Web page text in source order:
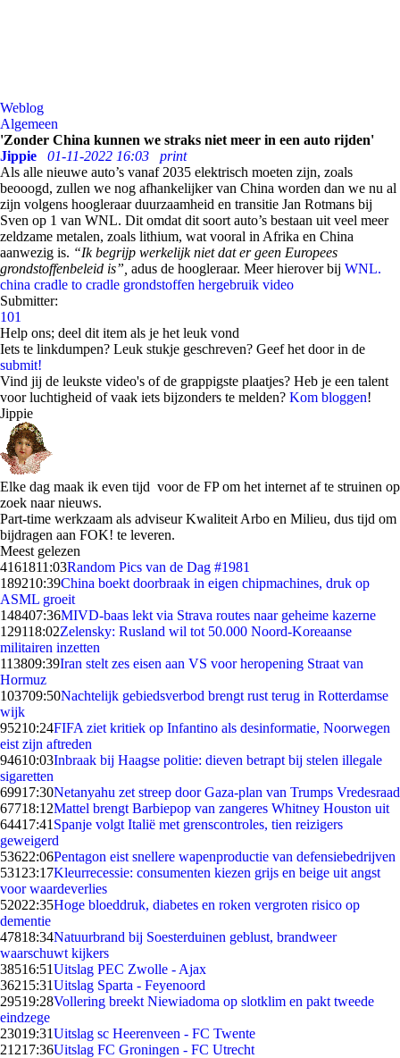
Weblog
Algemeen
'Zonder China kunnen we straks niet meer in een auto rijden'
Jippie
01-11-2022 16:03
print
Als alle nieuwe auto’s vanaf 2035 elektrisch moeten zijn, zoals
beooogd, zullen we nog afhankelijker van China worden dan we nu al
zijn volgens hoogleraar duurzaamheid en transitie Jan Rotmans bij
Sven op 1 van WNL. Dit omdat dit soort auto’s bestaan uit veel meer
zeldzame metalen, zoals lithium, wat vooral in Afrika en China
aanwezig is. “Ik begrijp werkelijk niet dat er geen Europees
grondstoffenbeleid is”, adus de hoogleraar. Meer hierover bij WNL.
china cradle to cradle grondstoffen hergebruik video
Submitter:
101
Help ons; deel dit item als je het leuk vond
Iets te linkdumpen? Leuk stukje geschreven? Geef het door in de
submit!
Vind jij de leukste video's of de grappigste plaatjes? Heb je een talent
voor luchtigheid of vaak iets bijzonders te melden? Kom bloggen!
Jippie
Elke dag maak ik even tijd voor de FP om het internet af te struinen op
zoek naar nieuws.
Part-time werkzaam als adviseur Kwaliteit Arbo en Milieu, dus tijd om
bijdragen aan FOK! te leveren.
Meest gelezen
4161811:03Random Pics van de Dag #1981
189210:39China boekt doorbraak in eigen chipmachines, druk op
ASML groeit
148407:36MIVD-baas lekt via Strava routes naar geheime kazerne
129118:02Zelensky: Rusland wil tot 50.000 Noord-Koreaanse
militairen inzetten
113809:39Iran stelt zes eisen aan VS voor heropening Straat van
Hormuz
103709:50Nachtelijk gebiedsverbod brengt rust terug in Rotterdamse
wijk
95210:24FIFA ziet kritiek op Infantino als desinformatie, Noorwegen
eist zijn aftreden
94610:03Inbraak bij Haagse politie: dieven betrapt bij stelen illegale
sigaretten
69917:30Netanyahu zet streep door Gaza-plan van Trumps Vredesraad
67718:12Mattel brengt Barbiepop van zangeres Whitney Houston uit
64417:41 Spanje volgt Italië met grenscontroles, tien reizigers
geweigerd
53622:06Pentagon eist snellere wapenproductie van defensiebedrijven
531 23:17Kleurrecessie: consumenten kiezen grijs en beige uit angst
voor waardeverlies
52022:35Hoge bloeddruk, diabetes en roken vergroten risico op
dementie
47818:34Natuurbrand bij Soesterduinen geblust, brandweer
waarschuwt kijkers
38516:51Uitslag PEC Zwolle - Ajax
36215:31Uitslag Sparta - Feyenoord
29519:28Vollering breekt Niewiadoma op slotklim en pakt tweede
eindzege
23019:31Uitslag sc Heerenveen - FC Twente
21217:36Uitslag FC Groningen - FC Utrecht